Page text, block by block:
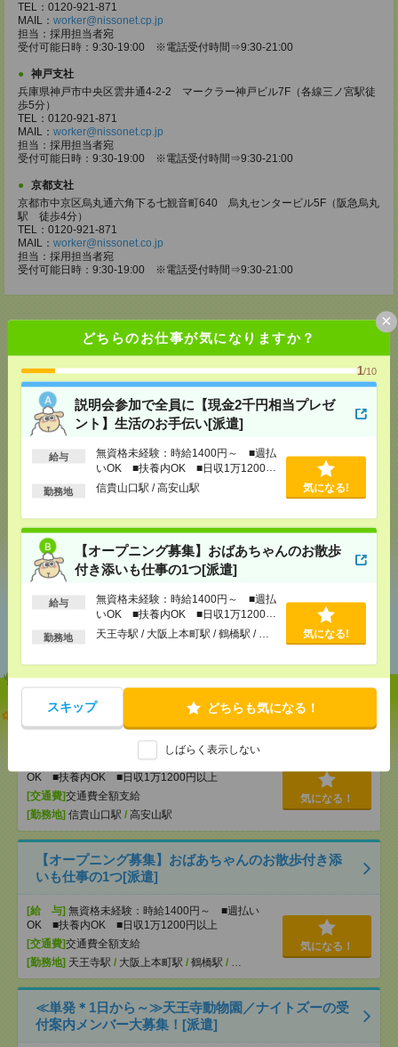
どちらのお仕事が気になりますか？
1/10
説明会参加で全員に【現金2千円相当プレゼ
ント】生活のお手伝い[派遣]
給与
無資格未経験：時給1400円～ ■週払
いOK ■扶養内OK ■日収1万1200円
以上
勤務地 信貴山口駅 / 高安山駅 気になる!
【オープニング募集】おばあちゃんのお散歩
付き添いも仕事の1つ[派遣]
給与
無資格未経験：時給1400円～ ■週払
いOK ■扶養内OK ■日収1万1200円
以上
勤務地 天王寺駅 / 大阪上本町駅 / 鶴橋駅 / … 気になる!
スキップ どちらも気になる！
しばらく表示しない
×
TEL：0120-921-871
MAIL： worker@nissonet.cp.jp
担当：採用担当者宛
受付可能日時：9:30-19:00 ※電話受付時間⇒9:30-21:00
神戸支社
兵庫県神戸市中央区雲井通4-2-2 マークラー神戸ビル7F（各線三ノ宮駅徒
歩5分）
TEL：0120-921-871
MAIL： worker@nissonet.cp.jp
担当：採用担当者宛
受付可能日時：9:30-19:00 ※電話受付時間⇒9:30-21:00
京都支社
京都市中京区烏丸通六角下る七観音町640 烏丸センタービル5F（阪急烏丸
駅 徒歩4分）
TEL：0120-921-871
MAIL： worker@nissonet.co.jp
担当：採用担当者宛
受付可能日時：9:30-19:00 ※電話受付時間⇒9:30-21:00
応募ページへ
気になる！
メールで送る で送る
シェア ツイート ブックマーク
あなたの閲覧履歴からの
おすすめ
説明会参加で全員に【現金2千円相当プレゼント】生
活のお手伝い[派遣]
無資格未経験：時給1400円～ ■週払い
OK ■扶養内OK ■日収1万1200円以上
[交通費]交通費全額支給
[勤務地] 信貴山口駅 / 高安山駅
気になる！
【オープニング募集】おばあちゃんのお散歩付き添
いも仕事の1つ[派遣]
[給 与] 無資格未経験：時給1400円～ ■週払い
OK ■扶養内OK ■日収1万1200円以上
[交通費]交通費全額支給
[勤務地] 天王寺駅 / 大阪上本町駅 / 鶴橋駅 / …
気になる！
≪単発＊1日から～≫天王寺動物園／ナイトズーの受
付案内メンバー大募集！[派遣]